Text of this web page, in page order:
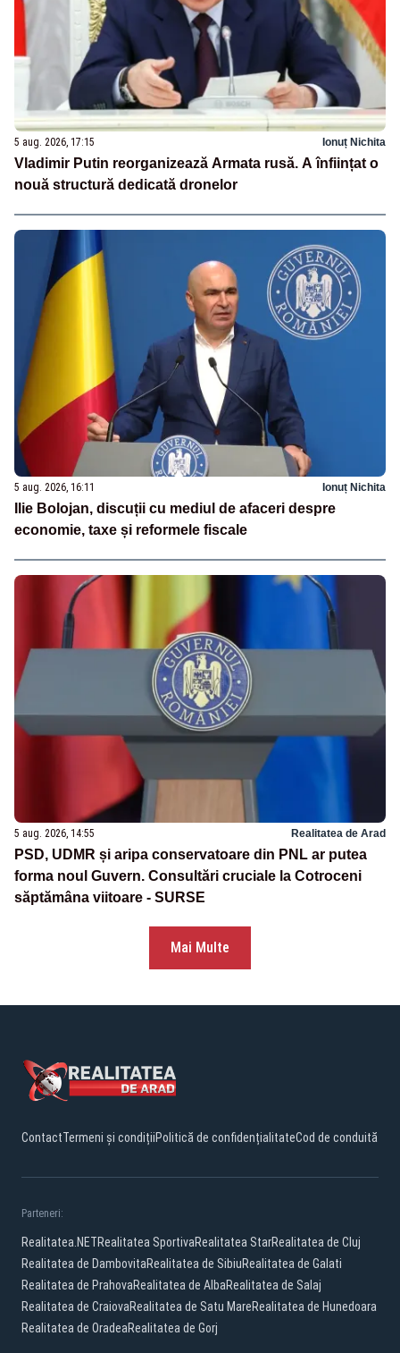
5 aug. 2026, 17:15 Ionuț Nichita
Vladimir Putin reorganizează Armata rusă. A înființat o
nouă structură dedicată dronelor
5 aug. 2026, 16:11 Ionuț Nichita
Ilie Bolojan, discuții cu mediul de afaceri despre
economie, taxe și reformele fiscale
5 aug. 2026, 14:55 Realitatea de Arad
PSD, UDMR și aripa conservatoare din PNL ar putea
forma noul Guvern. Consultări cruciale la Cotroceni
săptămâna viitoare - SURSE
Mai Multe
ContactTermeni și condițiiPolitică de confidențialitateCod de conduită
Parteneri:
Realitatea.NETRealitatea SportivaRealitatea StarRealitatea de Cluj
Realitatea de DambovitaRealitatea de SibiuRealitatea de Galati
Realitatea de PrahovaRealitatea de AlbaRealitatea de Salaj
Realitatea de CraiovaRealitatea de Satu MareRealitatea de Hunedoara
Realitatea de OradeaRealitatea de Gorj